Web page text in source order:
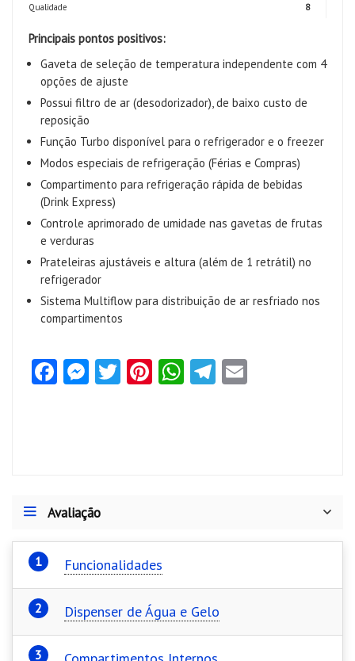
Qualidade
8
Principais pontos positivos:
Gaveta de seleção de temperatura independente com 4
opções de ajuste
Possui filtro de ar (desodorizador), de baixo custo de
reposição
Função Turbo disponível para o refrigerador e o freezer
Modos especiais de refrigeração (Férias e Compras)
Compartimento para refrigeração rápida de bebidas
(Drink Express)
Controle aprimorado de umidade nas gavetas de frutas
e verduras
Prateleiras ajustáveis e altura (além de 1 retrátil) no
refrigerador
Sistema Multiflow para distribuição de ar resfriado nos
compartimentos
Fa
k
M
er
T Pi W Te
Avaliação
Funcionalidades
Dispenser de Água e Gelo